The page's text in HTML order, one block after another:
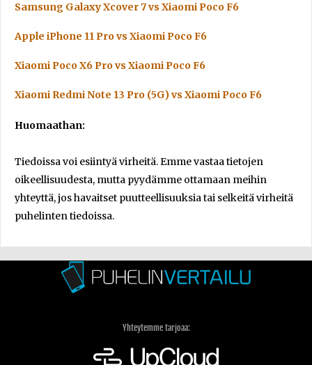
Samsung Galaxy Xcover 7 vs Xiaomi Poco F6
Apple iPhone 11 Pro vs Xiaomi Poco F6
Xiaomi Poco X6 Pro vs Xiaomi Poco F6
Xiaomi Redmi Note 13 Pro (5G) vs Xiaomi Poco F6
Huomaathan:
Tiedoissa voi esiintyä virheitä. Emme vastaa tietojen
oikeellisuudesta, mutta pyydämme ottamaan meihin
yhteyttä, jos havaitset puutteellisuuksia tai selkeitä virheitä
puhelinten tiedoissa.
Yhteytemme tarjoaa: